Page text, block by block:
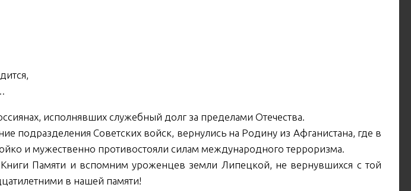
исполнявших служебный долг за пределами Отечества.
подразделения Советских войск, вернулись на Родину из Афганистана, где в
и мужественно противостояли силам международного терроризма.
Памяти и вспомним уроженцев земли Липецкой, не вернувшихся с той
в нашей памяти!